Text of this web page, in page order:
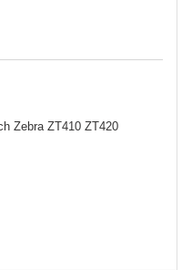
Zebra ZT410 ZT420